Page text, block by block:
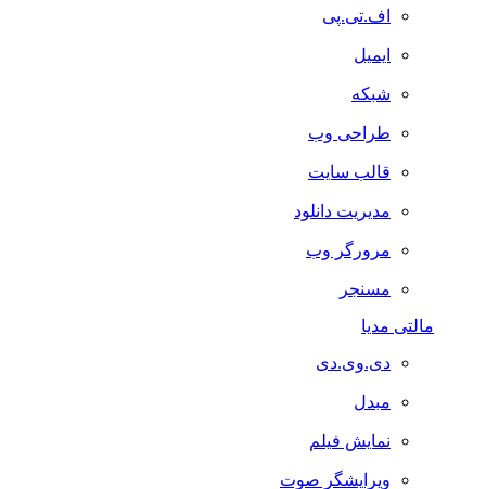
اف.تی.پی
ایمیل
شبکه
طراحی وب
قالب سایت
مدیریت دانلود
مرورگر وب
مسنجر
مالتی مدیا
دی.وی.دی
مبدل
نمایش فیلم
ویرایشگر صوت